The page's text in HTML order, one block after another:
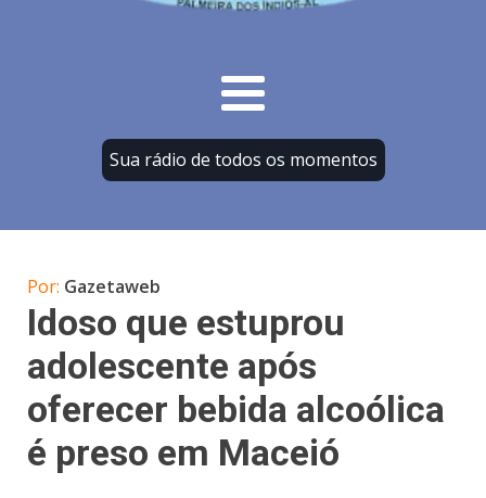
Sua rádio de todos os momentos
Por: Gazetaweb
Idoso que estuprou
adolescente após
oferecer bebida alcoólica
é preso em Maceió